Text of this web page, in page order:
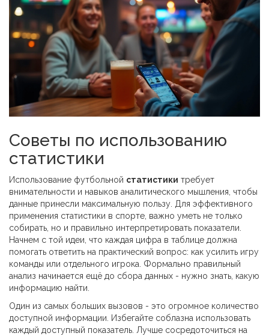
Советы по использованию
статистики
Использование футбольной статистики требует
внимательности и навыков аналитического мышления, чтобы
данные принесли максимальную пользу. Для эффективного
применения статистики в спорте, важно уметь не только
собирать, но и правильно интерпретировать показатели.
Начнем с той идеи, что каждая цифра в таблице должна
помогать ответить на практический вопрос: как усилить игру
команды или отдельного игрока. Формально правильный
анализ начинается ещё до сбора данных - нужно знать, какую
информацию найти.
Один из самых больших вызовов - это огромное количество
доступной информации. Избегайте соблазна использовать
каждый доступный показатель. Лучше сосредоточиться на